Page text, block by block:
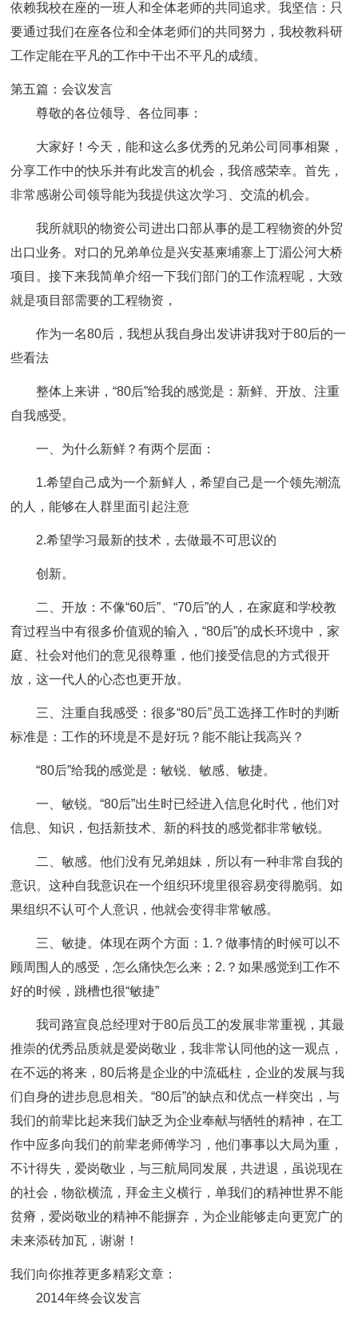
依赖我校在座的一班人和全体老师的共同追求。我坚信：只
要通过我们在座各位和全体老师们的共同努力，我校教科研
工作定能在平凡的工作中干出不平凡的成绩。
第五篇：会议发言
尊敬的各位领导、各位同事：
大家好！今天，能和这么多优秀的兄弟公司同事相聚，
分享工作中的快乐并有此发言的机会，我倍感荣幸。首先，
非常感谢公司领导能为我提供这次学习、交流的机会。
我所就职的物资公司进出口部从事的是工程物资的外贸
出口业务。对口的兄弟单位是兴安基柬埔寨上丁湄公河大桥
项目。接下来我简单介绍一下我们部门的工作流程呢，大致
就是项目部需要的工程物资，
作为一名80后，我想从我自身出发讲讲我对于80后的一
些看法
整体上来讲，“80后”给我的感觉是：新鲜、开放、注重
自我感受。
一、为什么新鲜？有两个层面：
1.希望自己成为一个新鲜人，希望自己是一个领先潮流
的人，能够在人群里面引起注意
2.希望学习最新的技术，去做最不可思议的
创新。
二、开放：不像“60后”、“70后”的人，在家庭和学校教
育过程当中有很多价值观的输入，“80后”的成长环境中，家
庭、社会对他们的意见很尊重，他们接受信息的方式很开
放，这一代人的心态也更开放。
三、注重自我感受：很多“80后”员工选择工作时的判断
标准是：工作的环境是不是好玩？能不能让我高兴？
“80后”给我的感觉是：敏锐、敏感、敏捷。
一、敏锐。“80后”出生时已经进入信息化时代，他们对
信息、知识，包括新技术、新的科技的感觉都非常敏锐。
二、敏感。他们没有兄弟姐妹，所以有一种非常自我的
意识。这种自我意识在一个组织环境里很容易变得脆弱。如
果组织不认可个人意识，他就会变得非常敏感。
三、敏捷。体现在两个方面：1.？做事情的时候可以不
顾周围人的感受，怎么痛快怎么来；2.？如果感觉到工作不
好的时候，跳槽也很“敏捷”
我司路宣良总经理对于80后员工的发展非常重视，其最
推崇的优秀品质就是爱岗敬业，我非常认同他的这一观点，
在不远的将来，80后将是企业的中流砥柱，企业的发展与我
们自身的进步息息相关。“80后”的缺点和优点一样突出，与
我们的前辈比起来我们缺乏为企业奉献与牺牲的精神，在工
作中应多向我们的前辈老师傅学习，他们事事以大局为重，
不计得失，爱岗敬业，与三航局同发展，共进退，虽说现在
的社会，物欲横流，拜金主义横行，单我们的精神世界不能
贫瘠，爱岗敬业的精神不能摒弃，为企业能够走向更宽广的
未来添砖加瓦，谢谢！
我们向你推荐更多精彩文章：
2014年终会议发言